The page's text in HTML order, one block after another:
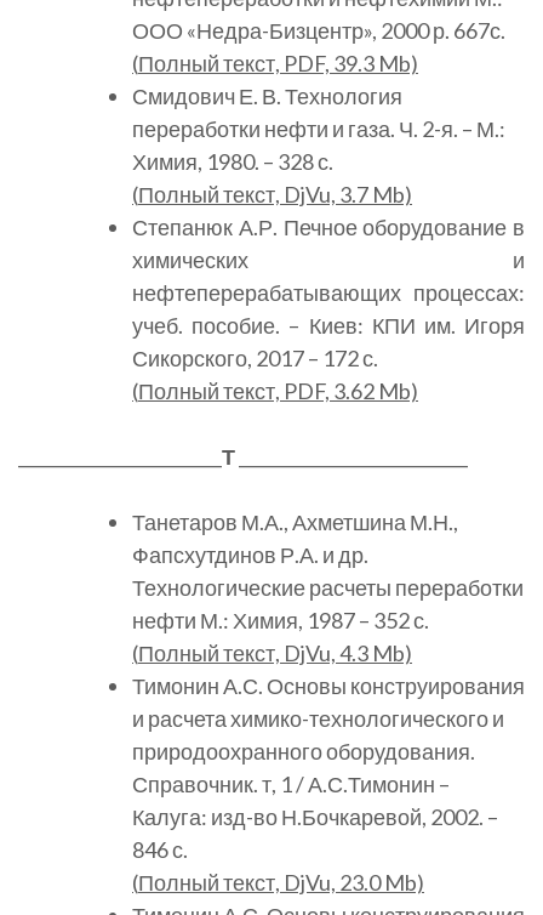
ООО «Недра-Бизцентр», 2000 р. 667с.
(Полныйтекст, PDF, 39.3 Mb)
Смидович Е. В. Технология
переработки нефти и газа. Ч. 2-я. – М.:
Химия, 1980. – 328 с.
(Полныйтекст, DjVu, 3.7 Mb)
Степанюк А.Р. Печное оборудование в
химических и
нефтеперерабатывающих процессах:
учеб. пособие. – Киев: КПИ им. Игоря
Сикорского, 2017 – 172 с.
(Полныйтекст, PDF, 3.62 Mb)
Т
Танетаров М.А., Ахметшина М.Н.,
Фапсхутдинов Р.А. и др.
Технологические расчеты переработки
нефти М.: Химия, 1987 – 352 с.
(Полныйтекст, DjVu, 4.3 Mb)
Тимонин А.С. Основы конструирования
и расчета химико-технологического и
природоохранного оборудования.
Справочник. т, 1 / А.С.Тимонин –
Калуга: изд-во Н.Бочкаревой, 2002. –
846 с.
(Полныйтекст, DjVu, 23.0 Mb)